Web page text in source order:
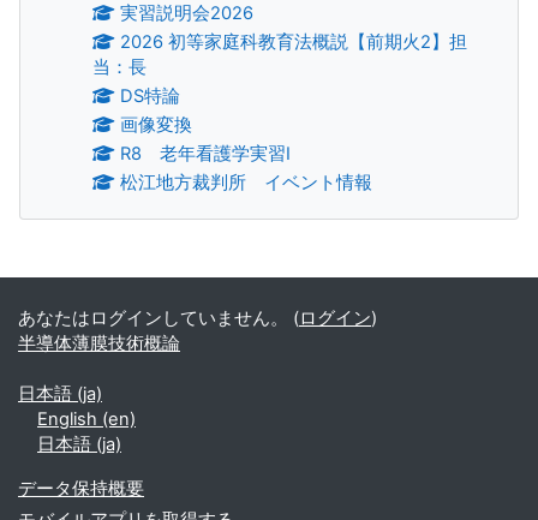
実習説明会2026
2026 初等家庭科教育法概説【前期火2】担
当：長
DS特論
画像変換
R8 老年看護学実習Ⅰ
松江地方裁判所 イベント情報
補助ブロック
あなたはログインしていません。 (ログイン)
半導体薄膜技術概論
日本語 ‎(ja)‎
English ‎(en)‎
日本語 ‎(ja)‎
データ保持概要